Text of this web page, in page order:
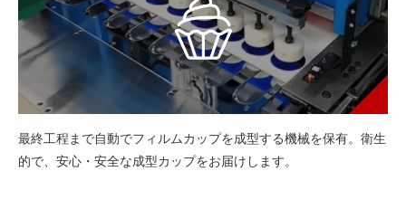
最終工程まで自動でフィルムカップを成型する機械を保有。衛生
的で、安心・安全な成型カップをお届けします。